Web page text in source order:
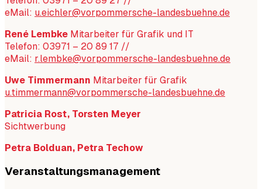
eMail: u.eichler@vorpommersche-landesbuehne.de
René Lembke Mitarbeiter für Grafik und IT
Telefon: 03971 – 20 89 17 //
eMail: r.lembke@vorpommersche-landesbuehne.de
Uwe Timmermann Mitarbeiter für Grafik
u.timmermann@vorpommersche-landesbuehne.de
Patricia Rost, Torsten Meyer
Sichtwerbung
Petra Bolduan, Petra Techow
Veranstaltungsmanagement